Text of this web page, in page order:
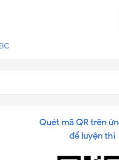
Quét mã QR trên
để luyện thi